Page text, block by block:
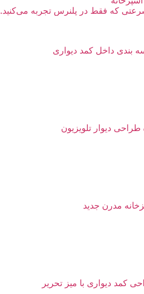
که فقط در پلنرس تجربه می‌کنید.
بندی داخل کمد دیواری
طراحی دیوار تلویزیون
مدرن جدید
کمد دیواری با میز تحریر